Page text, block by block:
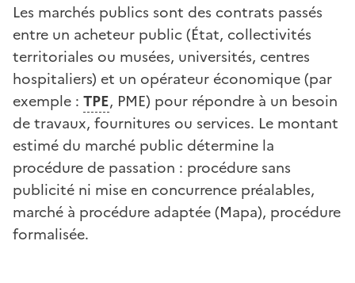
Les marchés publics sont des contrats passés
entre un acheteur public (État, collectivités
territoriales ou musées, universités, centres
hospitaliers) et un opérateur économique (par
exemple : TPE, PME) pour répondre à un besoin
de travaux, fournitures ou services. Le montant
estimé du marché public détermine la
procédure de passation : procédure sans
publicité ni mise en concurrence préalables,
marché à procédure adaptée (Mapa), procédure
formalisée.